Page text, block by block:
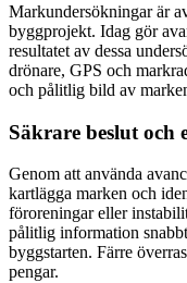
Markundersökningar är
byggprojekt. Idag gör
resultatet av dessa
drönare, GPS och
och pålitlig bild av
Säkrare beslut och
Genom att använda
kartlägga marken och
föroreningar eller
pålitlig information
byggstarten. Färre
pengar.